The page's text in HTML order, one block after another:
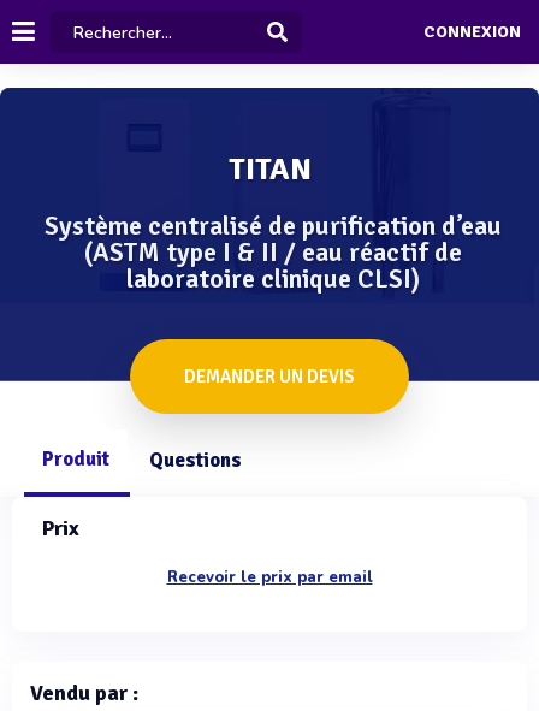
CONNEXION
TITAN
Système centralisé de purification d’eau
(ASTM type I & II / eau réactif de
laboratoire clinique CLSI)
DEMANDER UN DEVIS
Produit Questions
Prix
Recevoir le prix par email
Vendu par :